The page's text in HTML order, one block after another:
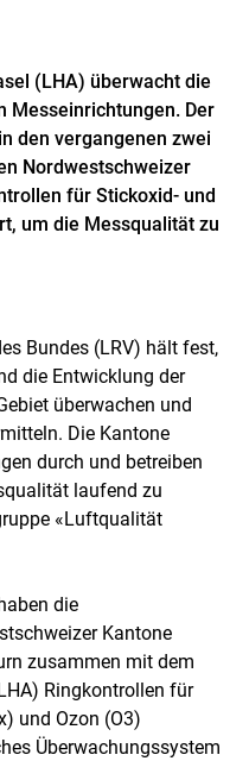
(LHA) überwacht die
Messeinrichtungen. Der
den vergangenen zwei
Nordwestschweizer
für Stickoxid- und
um die Messqualität zu
Bundes (LRV) hält fest,
die Entwicklung der
überwachen und
Die Kantone
durch und betreiben
laufend zu
«Luftqualität
die
Kantone
zusammen mit dem
Ringkontrollen für
und Ozon (O3)
Überwachungssystem